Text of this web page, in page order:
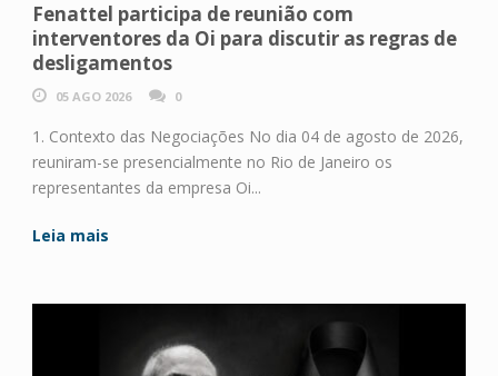
Fenattel participa de reunião com
interventores da Oi para discutir as regras de
desligamentos
05 AGO 2026 0
1. Contexto das Negociações No dia 04 de agosto de 2026,
reuniram-se presencialmente no Rio de Janeiro os
representantes da empresa Oi...
Leia mais